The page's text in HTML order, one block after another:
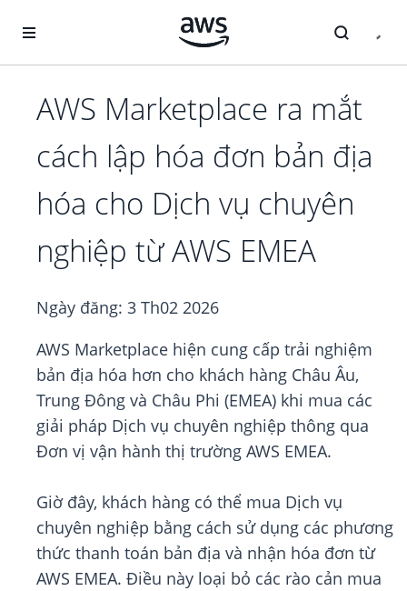
AWS Marketplace ra mắt
cách lập hóa đơn bản địa
hóa cho Dịch vụ chuyên
nghiệp từ AWS EMEA
Ngày đăng: 3 Th02 2026
AWS Marketplace hiện cung cấp trải nghiệm
bản địa hóa hơn cho khách hàng Châu Âu,
Trung Đông và Châu Phi (EMEA) khi mua các
giải pháp Dịch vụ chuyên nghiệp thông qua
Đơn vị vận hành thị trường AWS EMEA.
Giờ đây, khách hàng có thể mua Dịch vụ
chuyên nghiệp bằng cách sử dụng các phương
thức thanh toán bản địa và nhận hóa đơn từ
AWS EMEA. Điều này loại bỏ các rào cản mua